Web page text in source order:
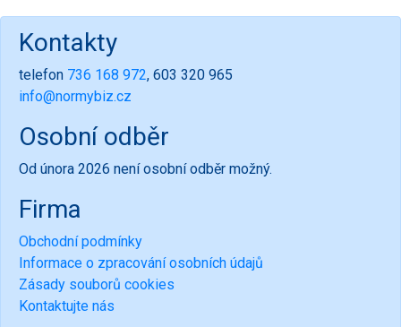
Kontakty
telefon 736 168 972, 603 320 965
info@normybiz.cz
Osobní odběr
Od února 2026 není osobní odběr možný.
Firma
Obchodní podmínky
Informace o zpracování osobních údajů
Zásady souborů cookies
Kontaktujte nás